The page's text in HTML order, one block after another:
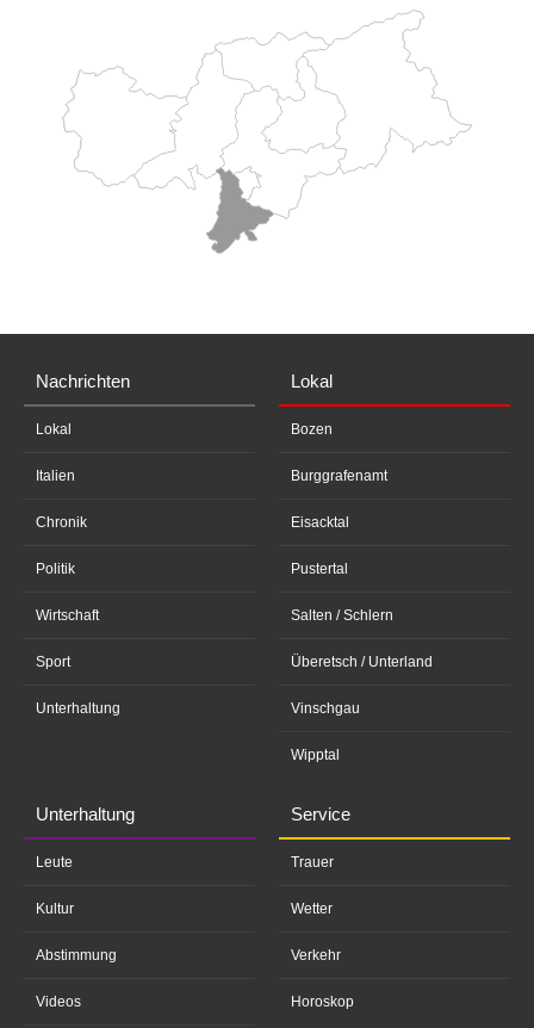
Nachrichten
Lokal
Italien
Chronik
Politik
Wirtschaft
Sport
Unterhaltung
Lokal
Bozen
Burggrafenamt
Eisacktal
Pustertal
Salten / Schlern
Überetsch / Unterland
Vinschgau
Wipptal
Unterhaltung
Leute
Kultur
Abstimmung
Videos
Service
Trauer
Wetter
Verkehr
Horoskop